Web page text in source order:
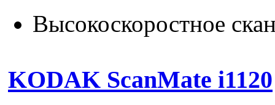
Высокоскоростное
KODAK ScanMate i1120